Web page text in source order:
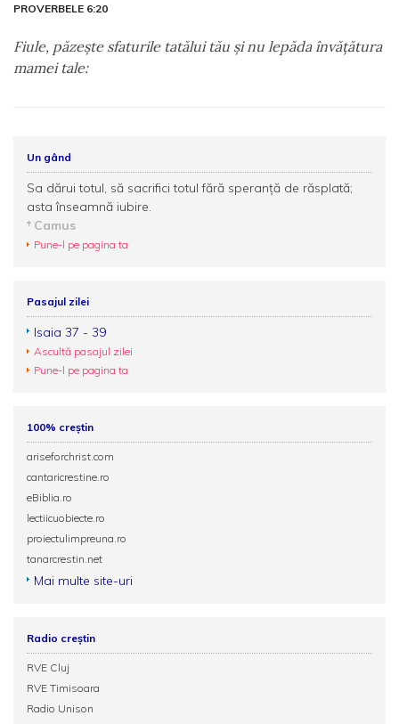
PROVERBELE 6:20
Fiule, păzeşte sfaturile tatălui tău şi nu lepăda învăţătura
mamei tale:
Un gând
Sa dărui totul, să sacrifici totul fără speranţă de răsplată;
asta înseamnă iubire.
Camus
Pune-l pe pagina ta
Pasajul zilei
Isaia 37 - 39
Ascultă pasajul zilei
Pune-l pe pagina ta
100% creștin
ariseforchrist.com
cantaricrestine.ro
eBiblia.ro
lectiicuobiecte.ro
proiectulimpreuna.ro
tanarcrestin.net
Mai multe site-uri
Radio creștin
RVE Cluj
RVE Timisoara
Radio Unison